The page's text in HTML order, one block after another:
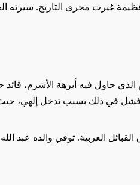
غيرت مجرى التاريخ.
حاول فيه أبرهة الأشرم، قائد
فشل في ذلك بسبب تدخل إلهي،
العربية. توفي والده عبد